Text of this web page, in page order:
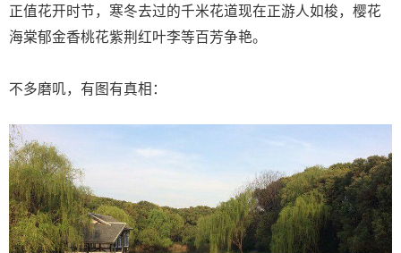
正值花开时节，寒冬去过的千米花道现在正游人如梭，樱花
海棠郁金香桃花紫荆红叶李等百芳争艳。
不多磨叽，有图有真相：